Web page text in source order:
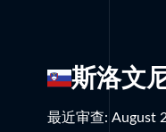
斯洛文
最近审查: August